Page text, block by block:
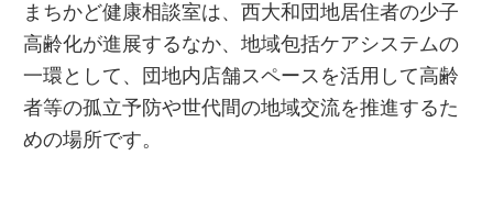
まちかど健康相談室は、西大和団地居住者の少子
高齢化が進展するなか、地域包括ケアシステムの
一環として、団地内店舗スペースを活用して高齢
者等の孤立予防や世代間の地域交流を推進するた
めの場所です。